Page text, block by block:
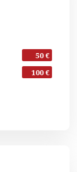
50 €
100 €